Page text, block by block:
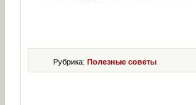
Рубрика:Полезные советы